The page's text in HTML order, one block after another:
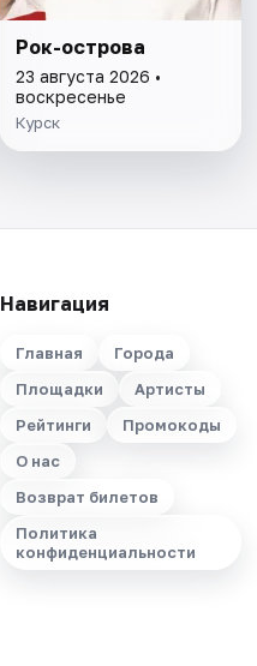
Рок-острова
23 августа 2026 •
воскресенье
Курск
Навигация
Главная
Города
Площадки
Артисты
Рейтинги
Промокоды
О нас
Возврат билетов
Политика
конфиденциальности